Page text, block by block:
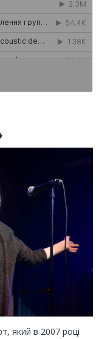
який в 2007 році